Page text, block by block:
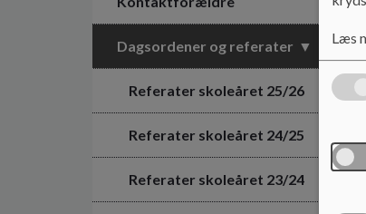
Dagsordener og referater
Referater skoleåret 25/26
Referater skoleåret 24/25
Referater skoleåret 23/24
Læs